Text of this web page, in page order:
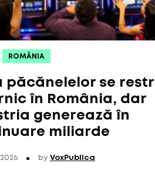
ROMÂNIA
păcănelelor se
în România, dar
generează în
miliarde
by VoxPublica